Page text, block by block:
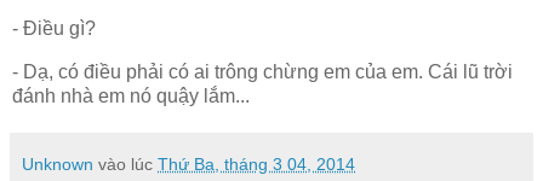
- Điều gì?
- Dạ, có điều phải có ai trông chừng em của em. Cái lũ trời
đánh nhà em nó quậy lắm...
Unknown vào lúc Thứ Ba, tháng 3 04, 2014